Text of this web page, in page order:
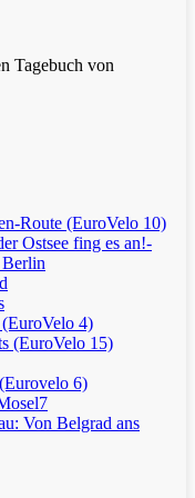
Tagebuch von
Route (EuroVelo 10)
Ostsee fing es an!-
4)
(EuroVelo 15)
6)
Von Belgrad ans